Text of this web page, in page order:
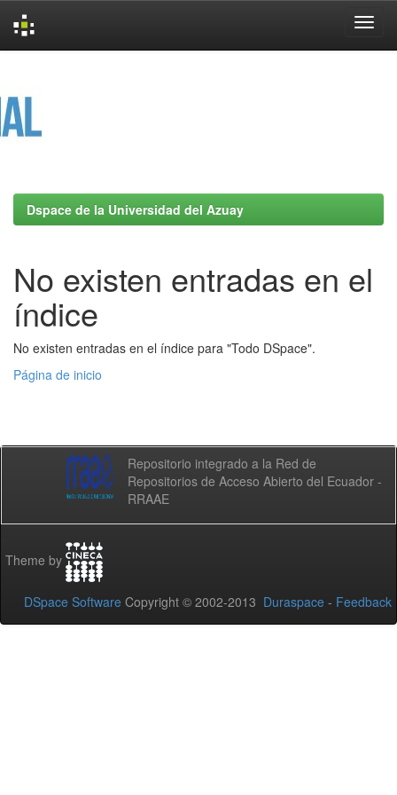
Dspace de la Universidad del Azuay
No existen entradas en el
índice
No existen entradas en el índice para "Todo DSpace".
Página de inicio
Repositorio integrado a la Red de
Repositorios de Acceso Abierto del Ecuador -
RRAAE
Theme by
DSpace Software Copyright © 2002-2013 Duraspace - Feedback